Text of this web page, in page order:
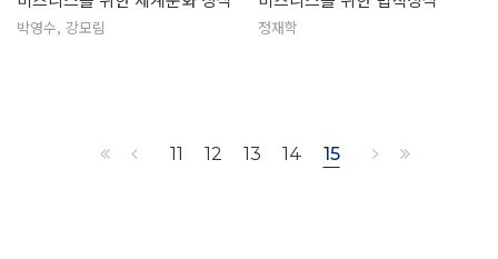
박영수, 강모림 정재학
11 12 13 14 15